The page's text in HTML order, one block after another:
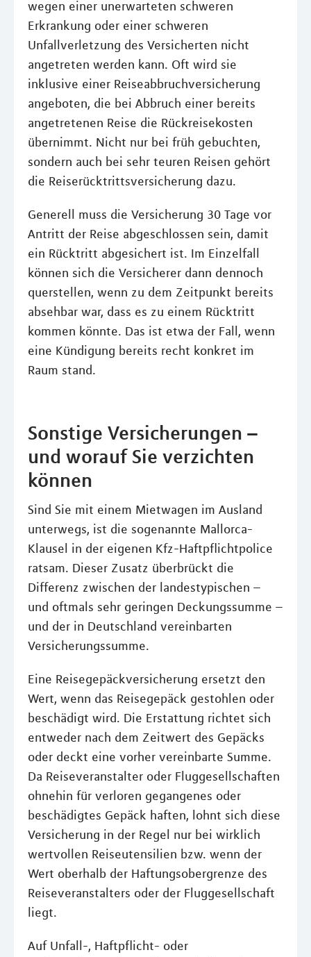
wegen einer unerwarteten schweren
Erkrankung oder einer schweren
Unfallverletzung des Versicherten nicht
angetreten werden kann. Oft wird sie
inklusive einer Reiseabbruchversicherung
angeboten, die bei Abbruch einer bereits
angetretenen Reise die Rückreisekosten
übernimmt. Nicht nur bei früh gebuchten,
sondern auch bei sehr teuren Reisen gehört
die Reiserücktrittsversicherung dazu.
Generell muss die Versicherung 30 Tage vor
Antritt der Reise abgeschlossen sein, damit
ein Rücktritt abgesichert ist. Im Einzelfall
können sich die Versicherer dann dennoch
querstellen, wenn zu dem Zeitpunkt bereits
absehbar war, dass es zu einem Rücktritt
kommen könnte. Das ist etwa der Fall, wenn
eine Kündigung bereits recht konkret im
Raum stand.
Sonstige Versicherungen –
und worauf Sie verzichten
können
Sind Sie mit einem Mietwagen im Ausland
unterwegs, ist die sogenannte Mallorca-
Klausel in der eigenen Kfz-Haftpflichtpolice
ratsam. Dieser Zusatz überbrückt die
Differenz zwischen der landestypischen –
und oftmals sehr geringen Deckungssumme –
und der in Deutschland vereinbarten
Versicherungssumme.
Eine Reisegepäckversicherung ersetzt den
Wert, wenn das Reisegepäck gestohlen oder
beschädigt wird. Die Erstattung richtet sich
entweder nach dem Zeitwert des Gepäcks
oder deckt eine vorher vereinbarte Summe.
Da Reiseveranstalter oder Fluggesellschaften
ohnehin für verloren gegangenes oder
beschädigtes Gepäck haften, lohnt sich diese
Versicherung in der Regel nur bei wirklich
wertvollen Reiseutensilien bzw. wenn der
Wert oberhalb der Haftungsobergrenze des
Reiseveranstalters oder der Fluggesellschaft
liegt.
Auf Unfall-, Haftpflicht- oder